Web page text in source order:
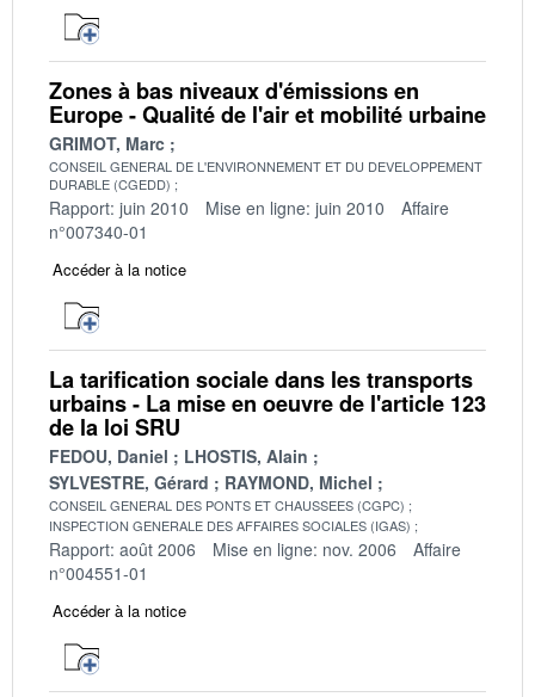
Zones à bas niveaux d'émissions en
Europe - Qualité de l'air et mobilité urbaine
GRIMOT, Marc
CONSEIL GENERAL DE L'ENVIRONNEMENT ET DU DEVELOPPEMENT
DURABLE (CGEDD)
Rapport: juin 2010 Mise en ligne: juin 2010
Affaire
n°007340-01
Accéder à la notice
La tarification sociale dans les transports
urbains - La mise en oeuvre de l'article 123
de la loi SRU
FEDOU, Daniel
LHOSTIS, Alain
SYLVESTRE, Gérard
RAYMOND, Michel
CONSEIL GENERAL DES PONTS ET CHAUSSEES (CGPC)
INSPECTION GENERALE DES AFFAIRES SOCIALES (IGAS)
Rapport: août 2006 Mise en ligne: nov. 2006
Affaire
n°004551-01
Accéder à la notice